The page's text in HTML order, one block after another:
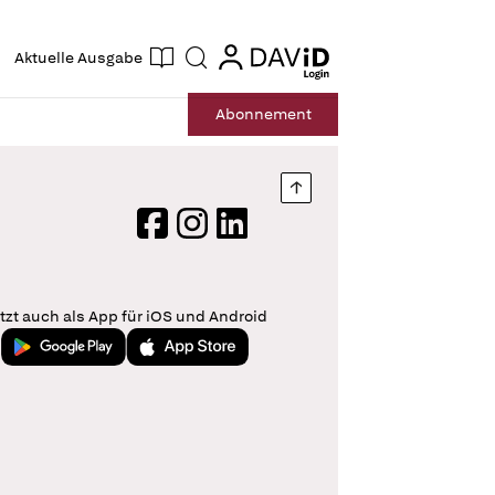
Aktuelle Ausgabe Suche login
login
Abonnement
Nach oben springen
FacebookInstagram
LinkedIn
auch als App für iOS und Android
Jetzt bei Google PlayLaden im App Store